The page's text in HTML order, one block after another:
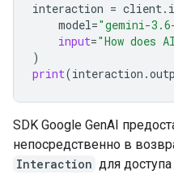
interaction = client.
model="gemini-
input="How does
)
print(interaction .
SDK Google GenAI
непосредственно в
Interaction для